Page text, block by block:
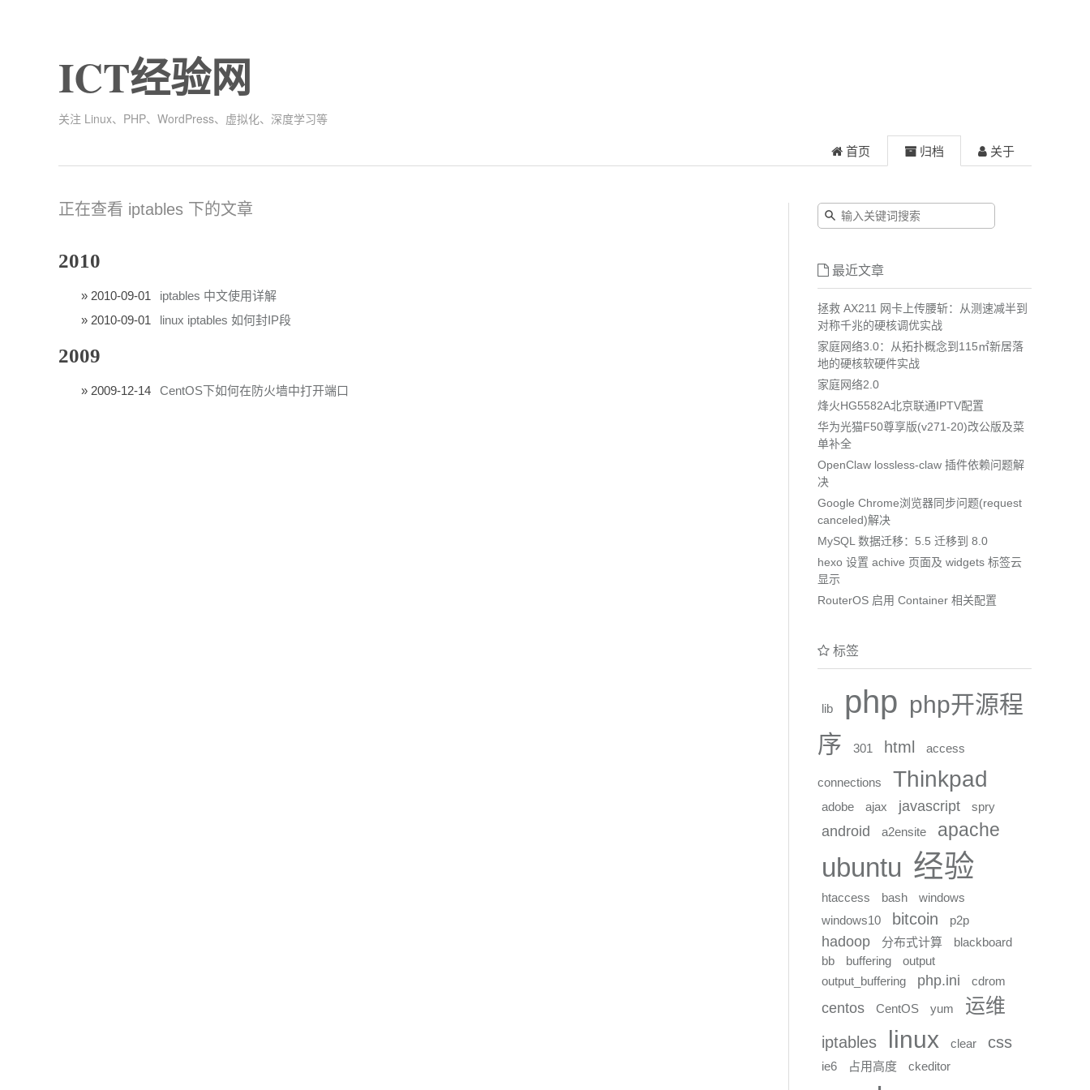
ICT经验网
关注 Linux、PHP、WordPress、虚拟化、深度学习等
首页 归档 关于
正在查看 iptables 下的文章
2010
2010-09-01
iptables 中文使用详解
2010-09-01
linux iptables 如何封IP段
2009
2009-12-14 CentOS下如何在防火墙中打开端口
最近文章
拯救 AX211 网卡上传腰斩：从测速减半到
对称千兆的硬核调优实战
家庭网络3.0：从拓扑概念到115㎡新居落
地的硬核软硬件实战
家庭网络2.0
烽火HG5582A北京联通IPTV配置
华为光猫F50尊享版(v271-20)改公版及菜
单补全
OpenClaw lossless-claw 插件依赖问题解
决
Google Chrome浏览器同步问题(request
canceled)解决
MySQL 数据迁移：5.5 迁移到 8.0
hexo 设置 achive 页面及 widgets 标签云
显示
RouterOS 启用 Container 相关配置
标签
lib php php开源程
序
301 html access
connections Thinkpad
adobe ajax javascript spry
android a2ensite apache
ubuntu 经验
htaccess bash
windows
windows10
bitcoin p2p
hadoop 分布式计算
blackboard
bb
buffering
output
output_buffering
php.ini cdrom
centos CentOS yum 运维
iptables linux clear css
ie6 占用高度 ckeditor